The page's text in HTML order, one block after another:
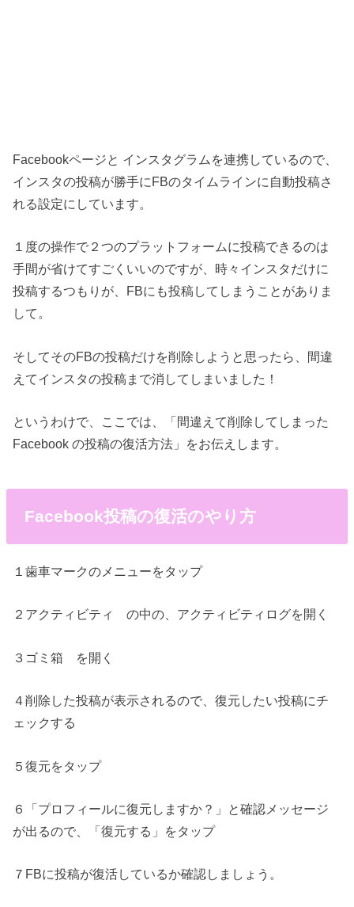
Facebookページと インスタグラムを連携しているので、
インスタの投稿が勝手にFBのタイムラインに自動投稿さ
れる設定にしています。
１度の操作で２つのプラットフォームに投稿できるのは
手間が省けてすごくいいのですが、時々インスタだけに
投稿するつもりが、FBにも投稿してしまうことがありま
して。
そしてそのFBの投稿だけを削除しようと思ったら、間違
えてインスタの投稿まで消してしまいました！
というわけで、ここでは、「間違えて削除してしまった
Facebook の投稿の復活方法」をお伝えします。
Facebook投稿の復活のやり方
１歯車マークのメニューをタップ
２アクティビティ の中の、アクティビティログを開く
３ゴミ箱 を開く
４削除した投稿が表示されるので、復元したい投稿にチ
ェックする
５復元をタップ
６「プロフィールに復元しますか？」と確認メッセージ
が出るので、「復元する」をタップ
７FBに投稿が復活しているか確認しましょう。